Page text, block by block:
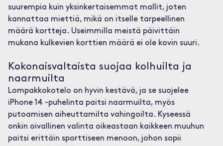
suurempia kuin yksinkertaisemmat mallit, joten
kannattaa miettiä, mikä on itselle tarpeellinen
määrä kortteja. Useimmilla meistä päivittäin
mukana kulkevien korttien määrä ei ole kovin suuri.
Kokonaisvaltaista suojaa kolhuilta ja
naarmuilta
Lompakkokotelo on hyvin kestävä, ja se suojelee
iPhone 14 -puhelinta paitsi naarmuilta, myös
putoamisen aiheuttamilta vahingoilta. Kyseessä
onkin oivallinen valinta oikeastaan kaikkeen muuhun
paitsi erittäin sporttiseen menoon, johon sopii